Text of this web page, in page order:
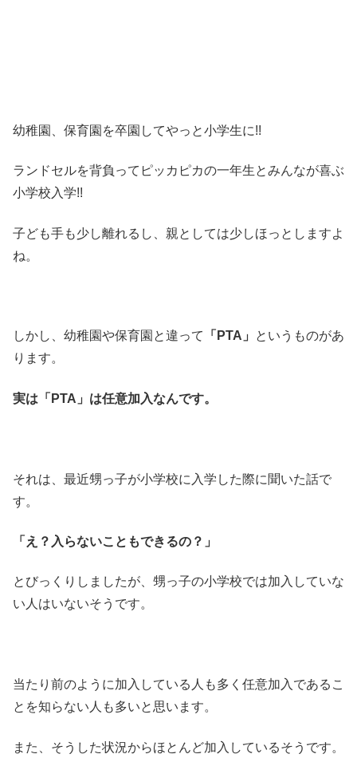
幼稚園、保育園を卒園してやっと小学生に!!
ランドセルを背負ってピッカピカの一年生とみんなが喜ぶ
小学校入学!!
子ども手も少し離れるし、親としては少しほっとしますよ
ね。
しかし、幼稚園や保育園と違って 「PTA」
というものがあ
ります。
実は「PTA」は任意加入なんです。
それは、最近甥っ子が小学校に入学した際に聞いた話で
す。
「え？入らないこともできるの？」
とびっくりしましたが、 甥っ子の小学校では加入していな
い人はいないそうです。
当たり前のように加入している人も多く任意加入であるこ
とを知らない人も多いと思います。
また、そうした状況からほとんど加入しているそうです。